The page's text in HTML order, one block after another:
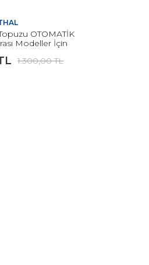
OTOMATİK
Modeller İçin
1.300,00 TL